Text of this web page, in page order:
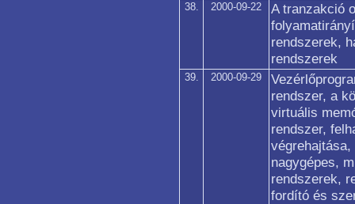
38. 2000-09-22
A tranzakció
rendszerek,
rendszerek
39. 2000-09-29
rendszer, a
virtuális
rendszer,
nagygépes,
rendszerek,
fordító és